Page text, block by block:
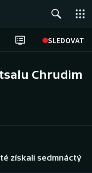
SLEDOVAT
Chrudim
získali sedmnáctý